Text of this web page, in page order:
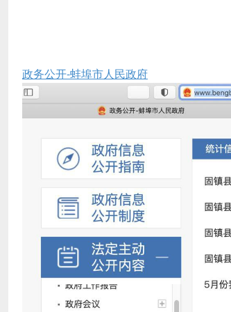
政务公开-蚌埠市人民政府